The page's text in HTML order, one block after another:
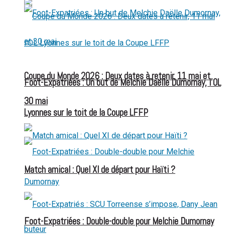
Foot-Expatriées : Un but de Melchie Daëlle Dumornay, l’OL
Lyonnes sur le toit de la Coupe LFFP
Foot-Expatriées : Double-double pour Melchie Dumornay
Coupe du Monde 2026 : Deux dates à retenir, 11 mai et
30 mai
Match amical : Quel XI de départ pour Haïti ?